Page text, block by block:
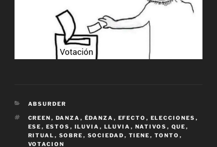
CATEGORÍAS
ABSURDER
ETIQUETAS
CREEN , DANZA , ÉDANZA , EFECTO , ELECCIONES ,
ESE , ESTOS , ILUVIA , LLUVIA , NATIVOS , QUE ,
RITUAL , SOBRE , SOCIEDAD , TIENE , TONTO ,
VOTACION